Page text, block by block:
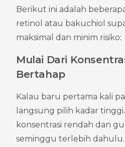
Berikut ini adalah
retinol atau bakuchiol
maksimal dan minim risiko:
Mulai Dari
Bertahap
Kalau baru pertama kali
langsung pilih kadar
konsentrasi rendah dan
seminggu terlebih